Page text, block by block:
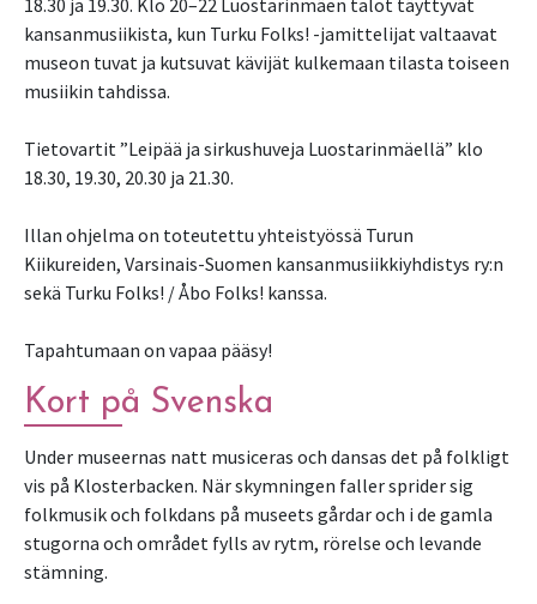
18.30 ja 19.30. Klo 20–22 Luostarinmäen talot täyttyvät
kansanmusiikista, kun Turku Folks! -jamittelijat valtaavat
museon tuvat ja kutsuvat kävijät kulkemaan tilasta toiseen
musiikin tahdissa.
Tietovartit ”Leipää ja sirkushuveja Luostarinmäellä” klo
18.30, 19.30, 20.30 ja 21.30.
Illan ohjelma on toteutettu yhteistyössä Turun
Kiikureiden, Varsinais-Suomen kansanmusiikkiyhdistys ry:n
sekä Turku Folks! / Åbo Folks! kanssa.
Kort på Svenska
Under museernas natt musiceras och dansas det på folkligt
vis på Klosterbacken. När skymningen faller sprider sig
folkmusik och folkdans på museets gårdar och i de gamla
stugorna och området fylls av rytm, rörelse och levande
stämning.